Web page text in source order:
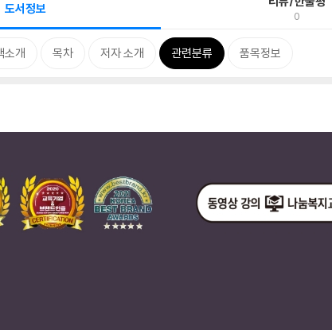
도서정보 0
소개 목차 저자 소개 관련분류 품목정보